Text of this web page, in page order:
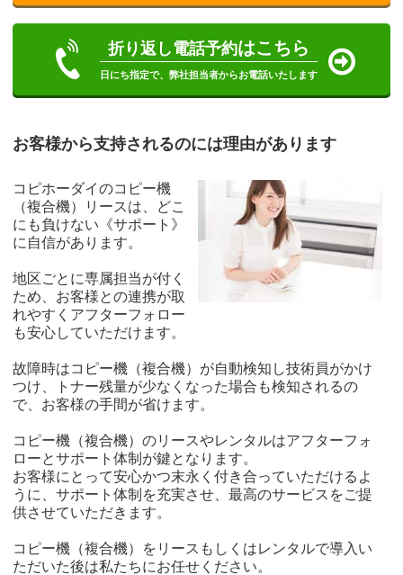
折り返し電話予約はこちら
日にち指定で、弊社担当者からお電話いたします
お客様から支持されるのには理由があります
コピホーダイのコピー機
（複合機）リースは、どこ
にも負けない《サポート》
に自信があります。
地区ごとに専属担当が付く
ため、お客様との連携が取
れやすくアフターフォロー
も安心していただけます。
故障時はコピー機（複合機）が自動検知し技術員がかけ
つけ、トナー残量が少なくなった場合も検知されるの
で、お客様の手間が省けます。
コピー機（複合機）のリースやレンタルはアフターフォ
ローとサポート体制が鍵となります。
お客様にとって安心かつ末永く付き合っていただけるよ
うに、サポート体制を充実させ、最高のサービスをご提
供させていただきます。
コピー機（複合機）をリースもしくはレンタルで導入い
ただいた後は私たちにお任せください。